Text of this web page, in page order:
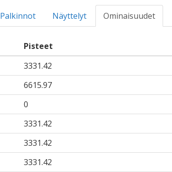
Palkinnot Näyttelyt Ominaisuudet
Pisteet
3331.42
6615.97
0
3331.42
3331.42
3331.42